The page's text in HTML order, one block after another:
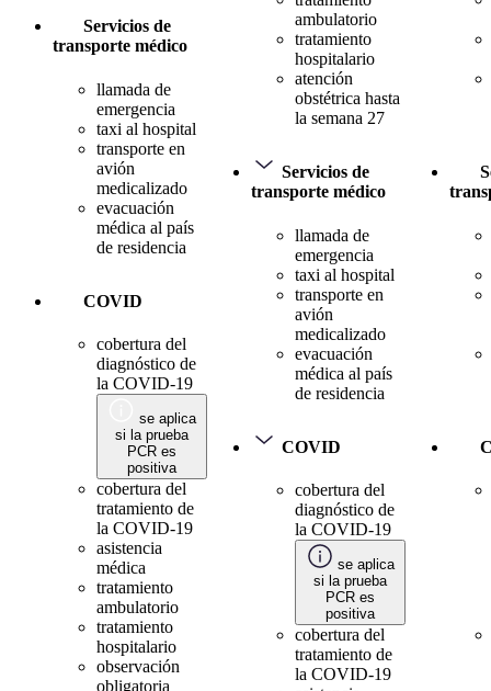
Servicios de
transporte médico
llamada de
emergencia
taxi al hospital
transporte en
avión
medicalizado
evacuación
médica al país
de residencia
COVID
cobertura del
diagnóstico de
la COVID-19
se aplica
si la prueba
PCR es
positiva
cobertura del
tratamiento de
la COVID-19
asistencia
médica
tratamiento
ambulatorio
tratamiento
hospitalario
observación
obligatoria
ambulatorio
tratamiento
hospitalario
atención
obstétrica hasta
la semana 27
Servicios de
transporte médico
llamada de
emergencia
taxi al hospital
transporte en
avión
medicalizado
evacuación
médica al país
de residencia
COVID
cobertura del
diagnóstico de
la COVID-19
se aplica
si la prueba
PCR es
positiva
cobertura del
tratamiento de
la COVID-19